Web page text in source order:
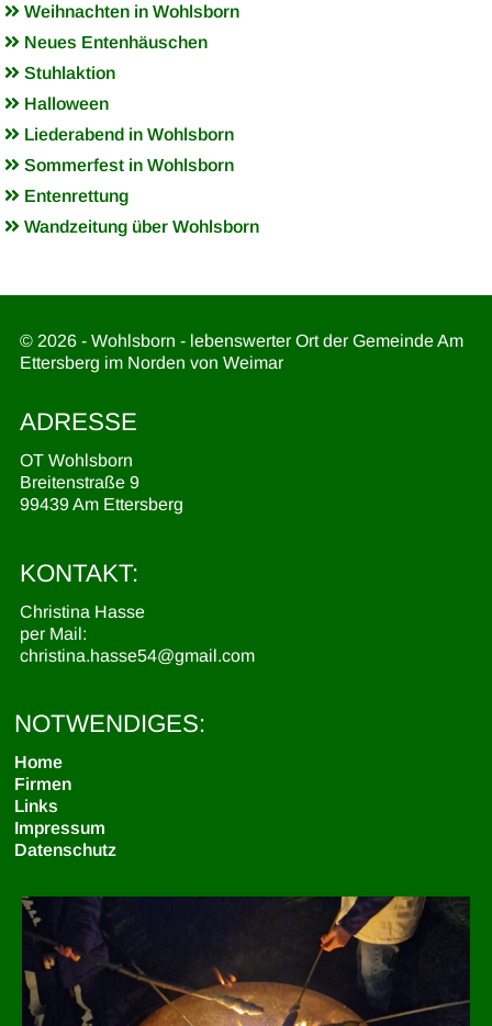
Weihnachten in Wohlsborn
Neues Entenhäuschen
Stuhlaktion
Halloween
Liederabend in Wohlsborn
Sommerfest in Wohlsborn
Entenrettung
Wandzeitung über Wohlsborn
© 2026 - Wohlsborn - lebenswerter Ort der Gemeinde Am
Ettersberg im Norden von Weimar
ADRESSE
OT Wohlsborn
Breitenstraße 9
99439 Am Ettersberg
KONTAKT:
Christina Hasse
per Mail:
christina.hasse54@gmail.com
NOTWENDIGES:
Home
Firmen
Links
Impressum
Datenschutz